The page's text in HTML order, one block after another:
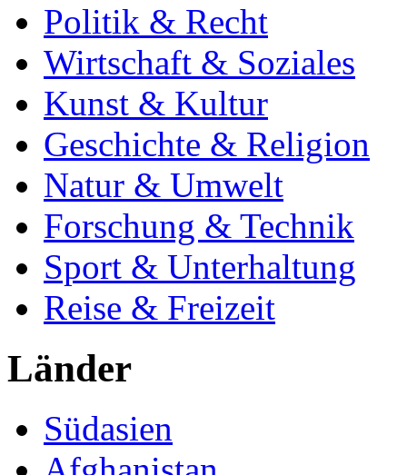
Politik & Recht
Wirtschaft & Soziales
Kunst & Kultur
Geschichte & Religion
Natur & Umwelt
Forschung & Technik
Sport & Unterhaltung
Reise & Freizeit
Länder
Südasien